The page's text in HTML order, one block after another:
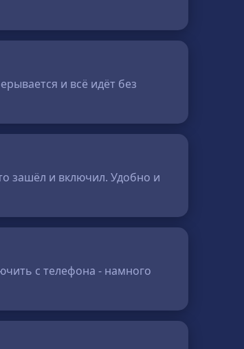
и всё идёт без
зашёл и включил. Удобно и
с телефона - намного